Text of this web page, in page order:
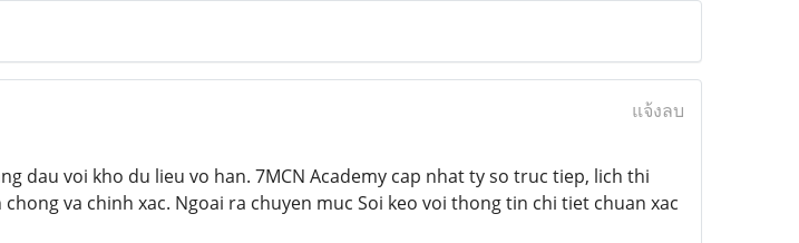
แจ้งลบ
dau voi kho du lieu vo han. 7MCN Academy cap nhat ty so truc tiep, lich thi
va chinh xac. Ngoai ra chuyen muc Soi keo voi thong tin chi tiet chuan xac